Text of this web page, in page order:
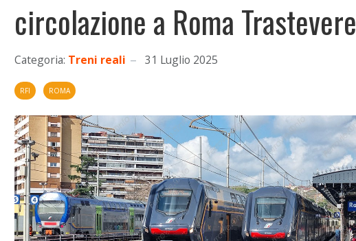
circolazione a Roma Trastevere
Categoria: Treni reali 31 Luglio 2025
RFI ROMA